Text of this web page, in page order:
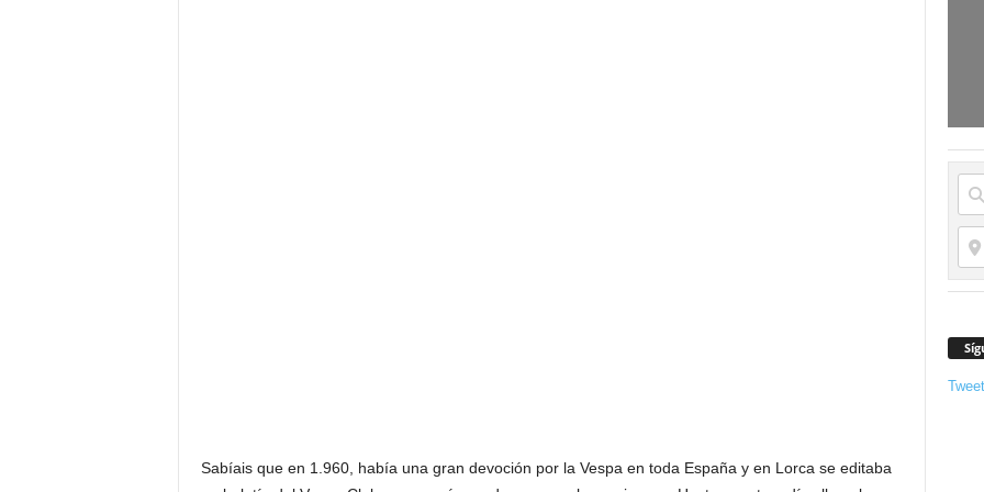
Sabíais que en 1.960, había una gran devoción por la Vespa en toda España y en Lorca se editaba